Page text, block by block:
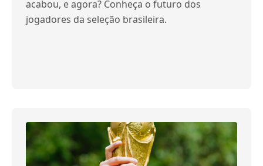
acabou, e agora? Conheça o futuro dos
jogadores da seleção brasileira.